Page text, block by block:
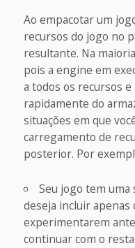
Ao empacotar um
recursos do jogo no
resultante. Na
pois a engine em
a todos os recursos
rapidamente do
situações em que
carregamento de
posterior. Por
Seu jogo tem uma
deseja incluir
experimentarem
continuar com o